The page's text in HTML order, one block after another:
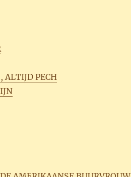
ALTIJD PECH